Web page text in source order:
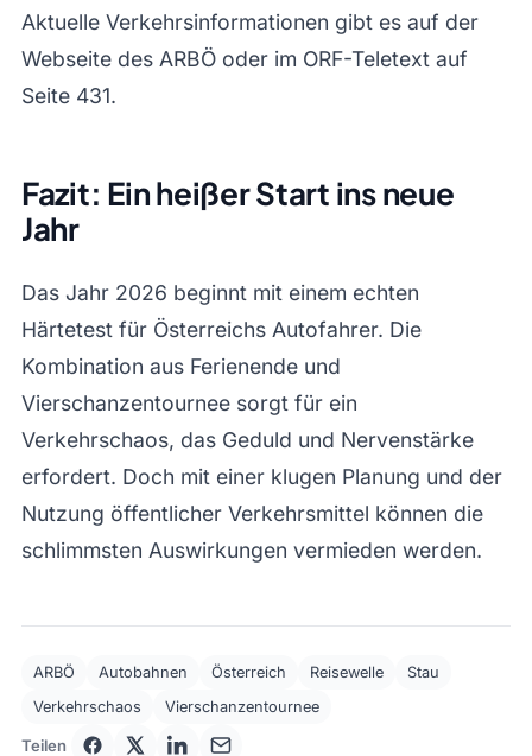
Aktuelle Verkehrsinformationen gibt es auf der
Webseite des ARBÖ oder im ORF-Teletext auf
Seite 431.
Fazit: Ein heißer Start ins neue
Jahr
Das Jahr 2026 beginnt mit einem echten
Härtetest für Österreichs Autofahrer. Die
Kombination aus Ferienende und
Vierschanzentournee sorgt für ein
Verkehrschaos, das Geduld und Nervenstärke
erfordert. Doch mit einer klugen Planung und der
Nutzung öffentlicher Verkehrsmittel können die
schlimmsten Auswirkungen vermieden werden.
ARBÖ Autobahnen Österreich Reisewelle
Stau
Verkehrschaos
Vierschanzentournee
Teilen